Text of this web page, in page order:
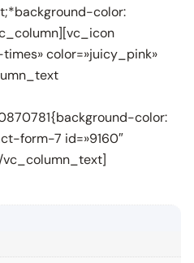
color:
color=»juicy_pink»
color:
form-7 id=»9160″
vc_column_text]